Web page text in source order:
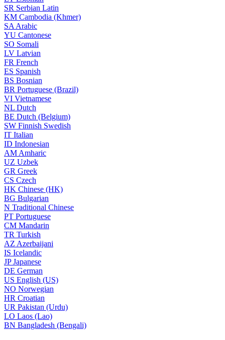
SR Serbian Latin
KM Cambodia (Khmer)
SA Arabic
YU Cantonese
SO Somali
LV Latvian
FR French
ES Spanish
BS Bosnian
BR Portuguese (Brazil)
VI Vietnamese
NL Dutch
BE Dutch (Belgium)
SW Finnish Swedish
IT Italian
ID Indonesian
AM Amharic
UZ Uzbek
GR Greek
CS Czech
HK Chinese (HK)
BG Bulgarian
N Traditional Chinese
PT Portuguese
CM Mandarin
TR Turkish
AZ Azerbaijani
IS Icelandic
JPJapanese
DE German
US English (US)
NO Norwegian
HR Croatian
UR Pakistan (Urdu)
LO Laos (Lao)
BN Bangladesh (Bengali)